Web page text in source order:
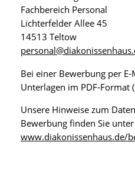
Fachbereich Personal
Lichterfelder Allee 45
14513 Teltow
Bei einer Bewerbung per
Unterlagen im PDF-Format
Unsere Hinweise zum
Bewerbung finden Sie unter
www.diakonissenhaus.de/